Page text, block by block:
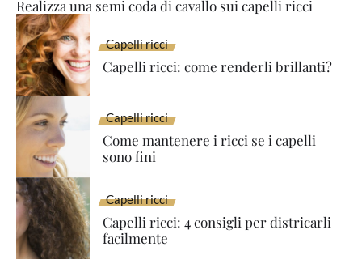
Realizza una semi coda di cavallo sui capelli ricci
Capelli ricci
Capelli ricci: come renderli brillanti?
Capelli ricci
Come mantenere i ricci se i capelli
sono fini
Capelli ricci
Capelli ricci: 4 consigli per districarli
facilmente